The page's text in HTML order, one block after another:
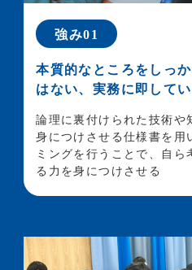
強み01
本質的なところをしっ
はない、 実務に即して
論理に裏付けられた技術や
身につけさせる 仕様書を用
ミングを行うことで、自ら
る力を身につけさせる